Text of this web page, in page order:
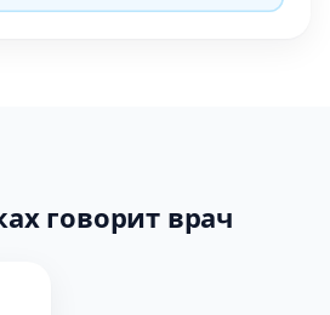
говорит врач